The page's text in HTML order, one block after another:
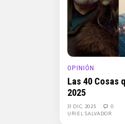
OPINIÓN
Las 40 Cosas
2025
31 DIC, 2025
0
URIEL SALVADOR